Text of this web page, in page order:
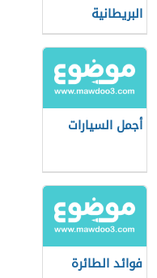
البريطانية
أجمل السيارات
فوائد الطائرة